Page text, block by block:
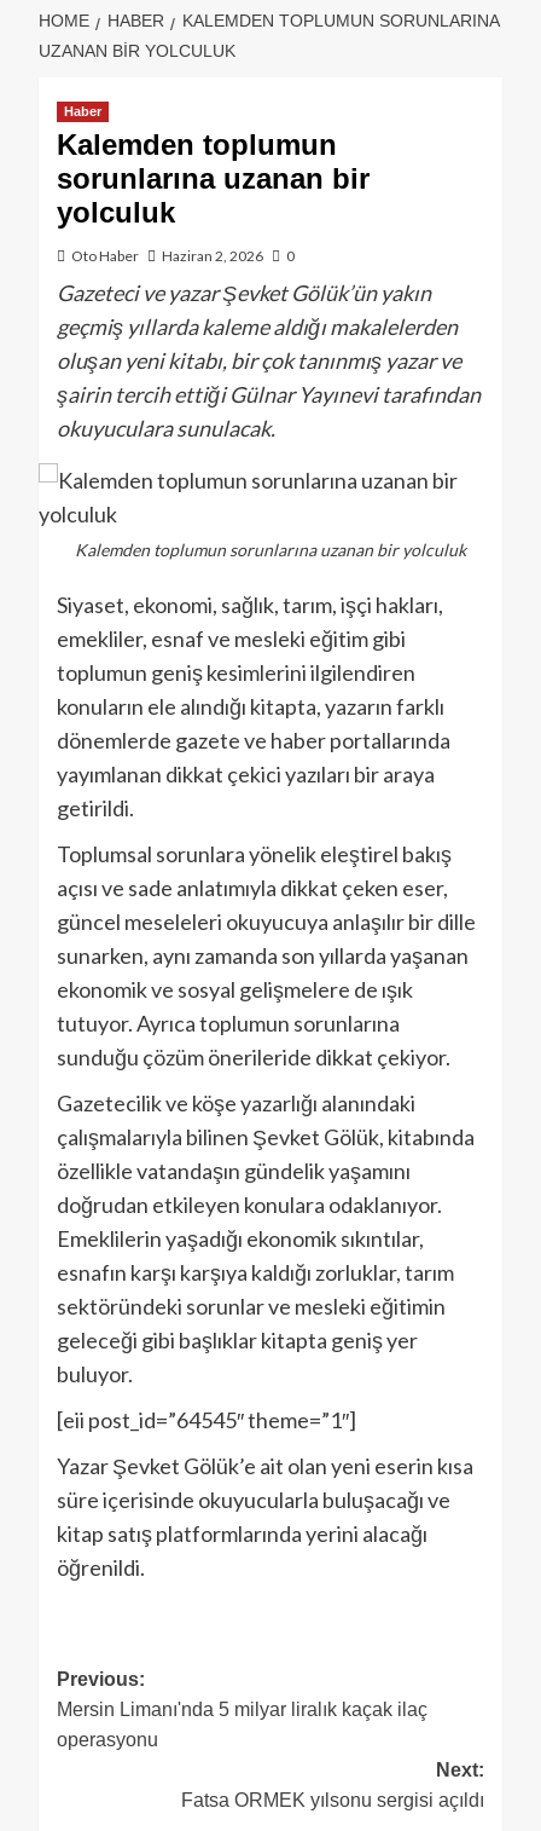
HOME HABER
KALEMDEN TOPLUMUN SORUNLARINA
UZANAN BIR YOLCULUK
Haber
Kalemden toplumun
sorunlarına uzanan bir
yolculuk
Oto Haber Haziran 2, 2026 0
Gazeteci ve yazar Şevket Gölük’ün yakın
geçmiş yıllarda kaleme aldığı makalelerden
oluşan yeni kitabı, bir çok tanınmış yazar ve
şairin tercih ettiği Gülnar Yayınevi tarafından
okuyuculara sunulacak.
Kalemden toplumun sorunlarına uzanan bir yolculuk
Siyaset, ekonomi, sağlık, tarım, işçi hakları,
emekliler, esnaf ve mesleki eğitim gibi
toplumun geniş kesimlerini ilgilendiren
konuların ele alındığı kitapta, yazarın farklı
dönemlerde gazete ve haber portallarında
yayımlanan dikkat çekici yazıları bir araya
getirildi.
Toplumsal sorunlara yönelik eleştirel bakış
açısı ve sade anlatımıyla dikkat çeken eser,
güncel meseleleri okuyucuya anlaşılır bir dille
sunarken, aynı zamanda son yıllarda yaşanan
ekonomik ve sosyal gelişmelere de ışık
tutuyor. Ayrıca toplumun sorunlarına
sunduğu çözüm önerileride dikkat çekiyor.
Gazetecilik ve köşe yazarlığı alanındaki
çalışmalarıyla bilinen Şevket Gölük, kitabında
özellikle vatandaşın gündelik yaşamını
doğrudan etkileyen konulara odaklanıyor.
Emeklilerin yaşadığı ekonomik sıkıntılar,
esnafın karşı karşıya kaldığı zorluklar, tarım
sektöründeki sorunlar ve mesleki eğitimin
geleceği gibi başlıklar kitapta geniş yer
buluyor.
[eii post_id=”64545″ theme=”1″]
Yazar Şevket Gölük’e ait olan yeni eserin kısa
süre içerisinde okuyucularla buluşacağı ve
kitap satış platformlarında yerini alacağı
öğrenildi.
Previous:
Mersin Limanı'nda 5 milyar liralık kaçak ilaç
operasyonu
Next:
Fatsa ORMEK yılsonu sergisi açıldı